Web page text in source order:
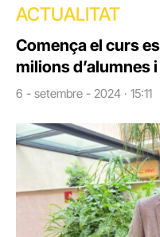
ACTUALITAT
Comença el curs
milions d’alumnes
6 - setembre - 2024 · 15:11